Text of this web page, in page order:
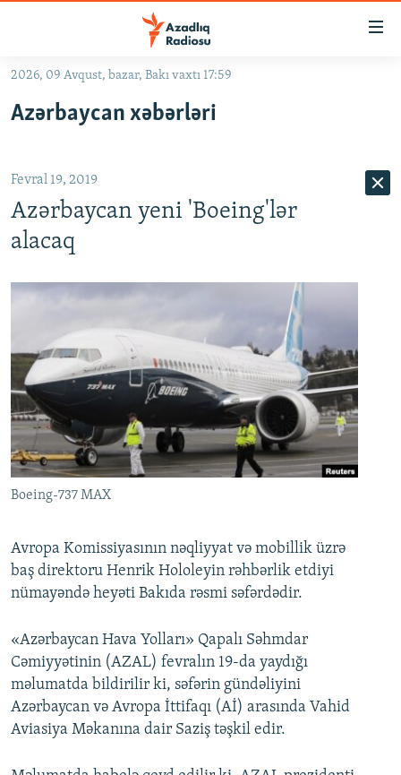
Əsas
qayıt
qayıt
Axtarışa
keçFƏRQƏ BAX
QANUNI DOĞRU
ARAŞDIRMA
VIDEO
FOTOQALEREYA
İNFOQRAFIKA
KARIKATURA
RADIO ARXIV
OXU ZALI
AZƏRBAYCAN ƏDƏBIYYATI KITABXANASI
İSLAM VƏ DEMOKRATIYA
HAQQIMIZDA
MISSIYAMIZ
PEŞƏ ETIKASI VƏ JURNALISTIKA STANDARTLARIMIZ
BIZIMLƏ ƏLAQƏ
XƏBƏR BÜLLETENLƏRIMIZ
BIZI IZLƏ
2026, 09 Avqust, bazar, Bakı vaxtı 17:59
Azərbaycan xəbərləri
Fevral 19, 2019
Azərbaycan yeni 'Boeing'lər
alacaq
Boeing-737 MAX
Avropa Komissiyasının nəqliyyat və mobillik üzrə
baş direktoru Henrik Hololeyin rəhbərlik etdiyi
nümayəndə heyəti Bakıda rəsmi səfərdədir.
«Azərbaycan Hava Yolları» Qapalı Səhmdar
Cəmiyyətinin (AZAL) fevralın 19-da yaydığı
məlumatda bildirilir ki, səfərin gündəliyini
Azərbaycan və Avropa İttifaqı (Aİ) arasında Vahid
Aviasiya Məkanına dair Saziş təşkil edir.